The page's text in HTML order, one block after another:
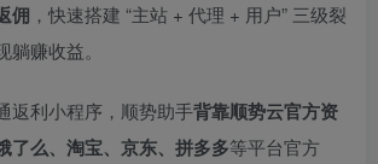
佣 ，快速搭建 “主站 + 代理 + 用户” 三级裂
赚收益。
返利小程序，顺势助手背靠顺势云官方资
了么、淘宝、京东、拼多多等平台官方